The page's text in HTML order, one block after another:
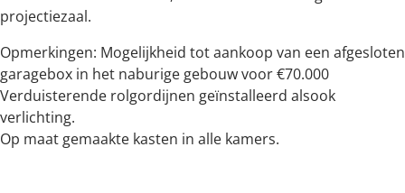
projectiezaal.
Opmerkingen: Mogelijkheid tot aankoop van een afgesloten
garagebox in het naburige gebouw voor €70.000
Verduisterende rolgordijnen geïnstalleerd alsook
verlichting.
Op maat gemaakte kasten in alle kamers.